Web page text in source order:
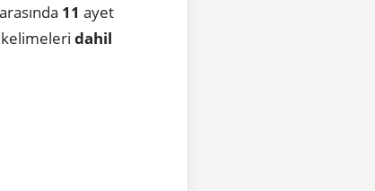
11 ayet
kelimeleri dahil